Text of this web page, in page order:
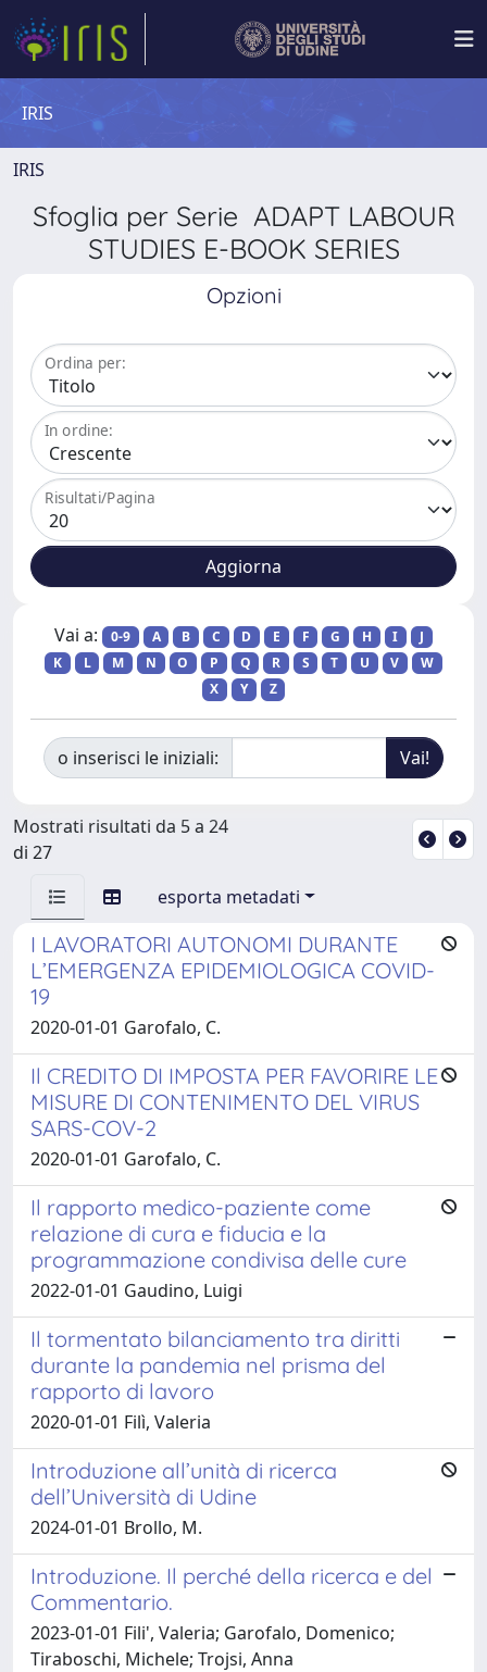
IRIS
IRIS
Sfoglia per Serie ADAPT LABOUR
STUDIES E-BOOK SERIES
Opzioni
Ordina per:
In ordine:
Risultati/Pagina
Vai a: 0-9 A B C D E F G H I
J
K
L M N O P Q R S T U V
W
X
Y Z
o inserisci le iniziali:
Mostrati risultati da 5 a 24
di 27
esporta metadati
I LAVORATORI AUTONOMI DURANTE
L’EMERGENZA EPIDEMIOLOGICA COVID-
19
2020-01-01 Garofalo, C.
Il CREDITO DI IMPOSTA PER FAVORIRE LE
MISURE DI CONTENIMENTO DEL VIRUS
SARS-COV-2
2020-01-01 Garofalo, C.
Il rapporto medico-paziente come
relazione di cura e fiducia e la
programmazione condivisa delle cure
2022-01-01 Gaudino, Luigi
Il tormentato bilanciamento tra diritti
durante la pandemia nel prisma del
rapporto di lavoro
2020-01-01 Filì, Valeria
Introduzione all’unità di ricerca
dell’Università di Udine
2024-01-01 Brollo, M.
Introduzione. Il perché della ricerca e del
Commentario.
2023-01-01 Fili', Valeria; Garofalo, Domenico;
Tiraboschi, Michele; Trojsi, Anna